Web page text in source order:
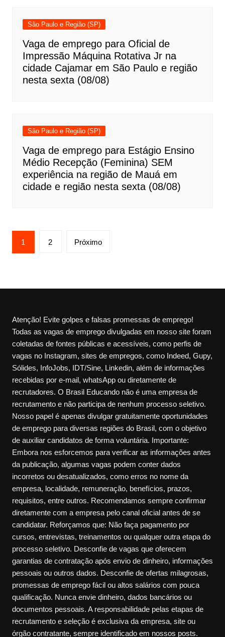
São Paulo e Região (SP)
Vaga de emprego para Oficial de
Impressão Máquina Rotativa Jr na
cidade Cajamar em São Paulo e região
nesta sexta (08/08)
São Paulo e Região (SP)
Vaga de emprego para Estágio Ensino
Médio Recepção (Feminina) SEM
experiência na região de Mauá em
cidade e região nesta sexta (08/08)
Paginação
de
1 2 Próximo
Atenção! Evite golpes e falsas promessas de emprego!
Todas as vagas de emprego divulgadas em nosso site foram
coletadas de fontes públicas e acessíveis, como perfis de
vagas no Instagram, sites de empregos, como Indeed, Gupy,
Sólides, InfoJobs, IDT/Sine, Linkedin, além de informações
recebidas por e-mail, whatsApp ou diretamente de
recrutadores. O Brasil Educando não é uma empresa de
recrutamento e não participa de nenhum processo seletivo.
Nosso papel é apenas divulgar gratuitamente oportunidades
de emprego para diversas regiões do Brasil, com o objetivo
de auxiliar candidatos de forma voluntária. Importante:
Embora nos esforcemos para verificar as informações antes
da publicação, algumas vagas podem conter dados
incorretos ou desatualizados, como erros no nome da
empresa, localidade, remuneração, benefícios, prazos,
requisitos, entre outros. Recomendamos sempre confirmar
diretamente com a empresa pelo canal oficial antes de se
candidatar. Reforçamos que: Não faça pagamento por
cursos, entrevistas, treinamentos ou qualquer outra etapa do
processo seletivo. Desconfie de vagas que oferecem
garantias de contratação após envio de dinheiro, informações
pessoais ou outros dados. Desconfie de ofertas milagrosas,
promessas de emprego fácil ou altos salários com pouca
qualificação. Nunca envie dinheiro, dados bancários ou
documentos pessoais. A responsabilidade pelas etapas de
recrutamento e seleção é exclusiva da empresa, site ou
órgão contratante, sempre identificado em nossos posts.